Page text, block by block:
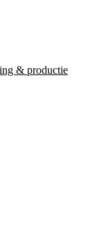
& productie